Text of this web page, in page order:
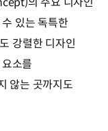
있는 독특한
강렬한 디자인
소를
않는 곳까지도